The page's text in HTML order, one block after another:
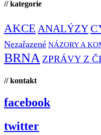
// kategorie
AKCE ANALÝZY
Nezařazené NÁZORY A
BRNA ZPRÁVY Z
// kontakt
facebook
twitter